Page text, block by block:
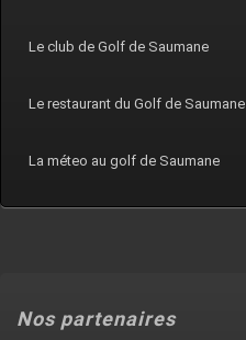
Le club de Golf de Saumane
Le restaurant du Golf de Saumane
La méteo au golf de Saumane
Nos partenaires